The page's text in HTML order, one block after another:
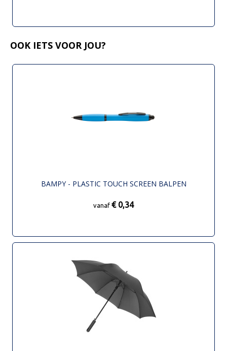
OOK IETS VOOR JOU?
BAMPY - PLASTIC TOUCH SCREEN BALPEN
vanaf € 0,34